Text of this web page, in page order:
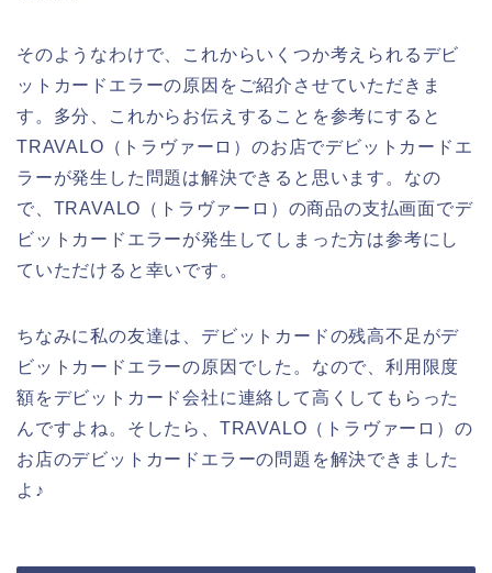
そのようなわけで、これからいくつか考えられるデビ
ットカードエラーの原因をご紹介させていただきま
す。多分、これからお伝えすることを参考にすると
TRAVALO（トラヴァーロ）のお店でデビットカードエ
ラーが発生した問題は解決できると思います。なの
で、TRAVALO（トラヴァーロ）の商品の支払画面でデ
ビットカードエラーが発生してしまった方は参考にし
ていただけると幸いです。
ちなみに私の友達は、デビットカードの残高不足がデ
ビットカードエラーの原因でした。なので、利用限度
額をデビットカード会社に連絡して高くしてもらった
んですよね。そしたら、TRAVALO（トラヴァーロ）の
お店のデビットカードエラーの問題を解決できました
よ♪